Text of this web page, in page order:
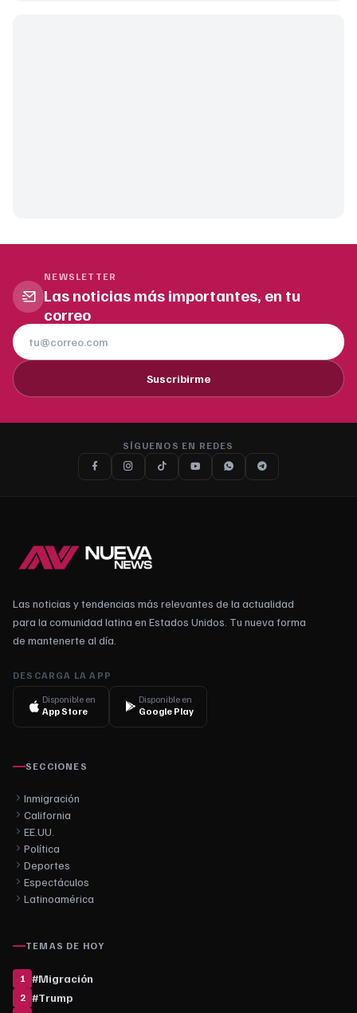
NEWSLETTER
Las noticias más importantes, en tu
correo
Suscribirme
SÍGUENOS EN REDES
Las noticias y tendencias más relevantes de la actualidad
para la comunidad latina en Estados Unidos. Tu nueva forma
de mantenerte al día.
DESCARGA LA APP
Disponible en
App Store
Disponible en
Google Play
SECCIONES
Inmigración
California
EE.UU.
Política
Deportes
Espectáculos
Latinoamérica
TEMAS DE HOY
1 #Migración
2 #Trump